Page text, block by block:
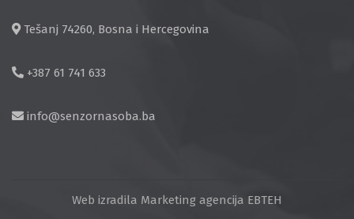
Tešanj 74260, Bosna i Hercegovina
+387 61 741 633
info@senzornasoba.ba
Web izradila Marketing agencija EBTEH